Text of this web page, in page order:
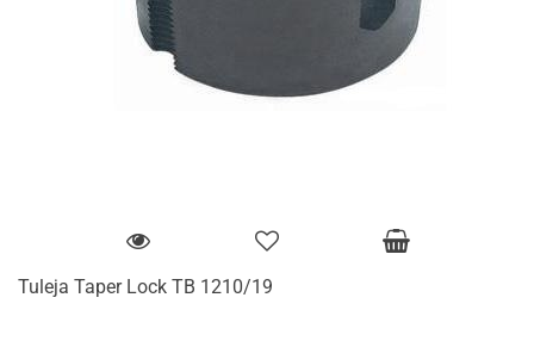
Tuleja Taper Lock TB 1210/19